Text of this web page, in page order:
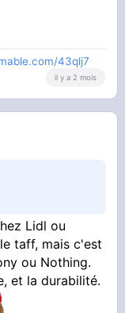
bcp le design
43qlj7
il y a 2 mois
Lidl ou
taff, mais c'est
ou Nothing.
et la durabilité.